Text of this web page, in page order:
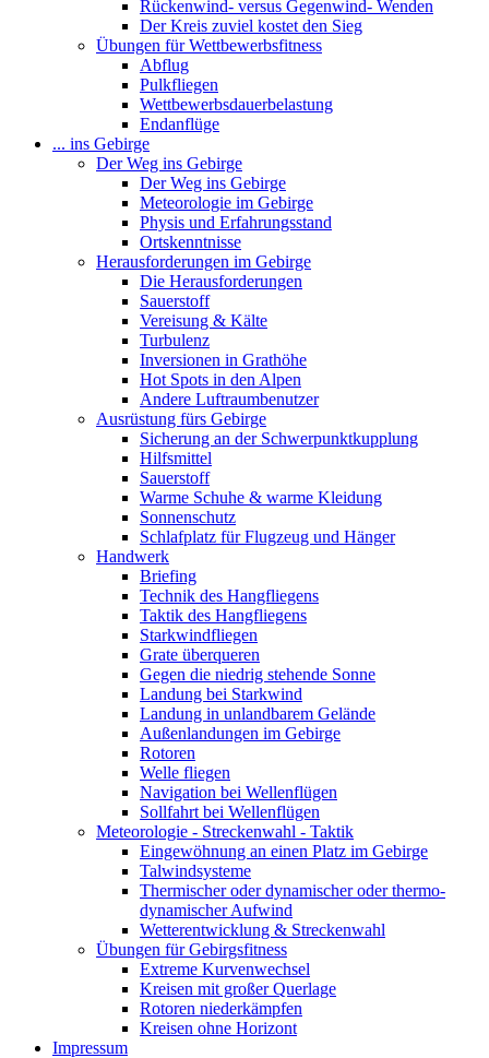
Rückenwind- versus Gegenwind- Wenden
Der Kreis zuviel kostet den Sieg
Übungen für Wettbewerbsfitness
Abflug
Pulkfliegen
Wettbewerbsdauerbelastung
Endanflüge
... ins Gebirge
Der Weg ins Gebirge
Der Weg ins Gebirge
Meteorologie im Gebirge
Physis und Erfahrungsstand
Ortskenntnisse
Herausforderungen im Gebirge
Die Herausforderungen
Sauerstoff
Vereisung & Kälte
Turbulenz
Inversionen in Grathöhe
Hot Spots in den Alpen
Andere Luftraumbenutzer
Ausrüstung fürs Gebirge
Sicherung an der Schwerpunktkupplung
Hilfsmittel
Sauerstoff
Warme Schuhe & warme Kleidung
Sonnenschutz
Schlafplatz für Flugzeug und Hänger
Handwerk
Briefing
Technik des Hangfliegens
Taktik des Hangfliegens
Starkwindfliegen
Grate überqueren
Gegen die niedrig stehende Sonne
Landung bei Starkwind
Landung in unlandbarem Gelände
Außenlandungen im Gebirge
Rotoren
Welle fliegen
Navigation bei Wellenflügen
Sollfahrt bei Wellenflügen
Meteorologie - Streckenwahl - Taktik
Eingewöhnung an einen Platz im Gebirge
Talwindsysteme
Thermischer oder dynamischer oder thermo-
dynamischer Aufwind
Wetterentwicklung & Streckenwahl
Übungen für Gebirgsfitness
Extreme Kurvenwechsel
Kreisen mit großer Querlage
Rotoren niederkämpfen
Kreisen ohne Horizont
Impressum